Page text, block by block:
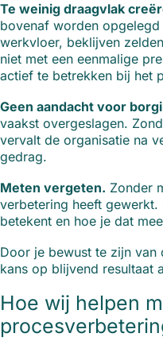
Te weinig draagvlak
bovenaf worden
werkvloer, beklijven
niet met een eenmalige
actief te betrekken bij het
Geen aandacht voor
vaakst overgeslagen.
vervalt de organisatie na
gedrag.
Meten vergeten. Zonder
verbetering heeft
betekent en hoe je dat
Door je bewust te zijn
kans op blijvend resultaat
Hoe wij helpen